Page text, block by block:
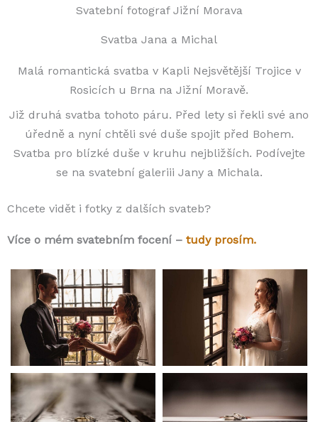
Svatební fotograf Jižní Morava
Svatba Jana a Michal
Malá romantická svatba v Kapli Nejsvětější Trojice v
Rosicích u Brna na Jižní Moravě.
Již druhá svatba tohoto páru. Před lety si řekli své ano
úředně a nyní chtěli své duše spojit před Bohem.
Svatba pro blízké duše v kruhu nejbližších. Podívejte
se na svatební galeriii Jany a Michala.
Chcete vidět i fotky z dalších svateb?
Více o mém svatebním focení – tudy prosím.